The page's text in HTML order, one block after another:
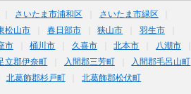
さいたま市浦和区
さいたま市緑区
松山市 春日部市 狭山市
羽生市
市 桶川市 久喜市 北本市
八潮市
立郡伊奈町 入間郡三芳町
入間郡毛呂山町
北葛飾郡杉戸町 北葛飾郡松伏町